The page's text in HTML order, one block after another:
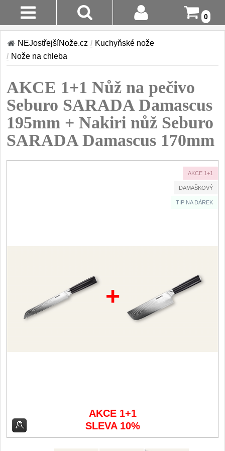
0
Stav
Objednávky
Registrace
Doručení A
Platba
Vrácení Do
Akce!
Kuchyňské nože
Sady kuchyňských nožů 9
Šéfkuchařské nože
Univerzální nože
Nože na ovoce a
Vykosťovací nože
Steakové nože
Japonské nože
NEJostřejšíNože.cz / Kuchyňské nože
/ Nože na chleba
AKCE 1+1 Nůž na pečivo
Seburo SARADA Damascus
195mm + Nakiri nůž Seburo
SARADA Damascus 170mm
AKCE 1+1
DAMAŠKOVÝ
TIP NA DÁREK
+
AKCE 1+1
SLEVA 10%